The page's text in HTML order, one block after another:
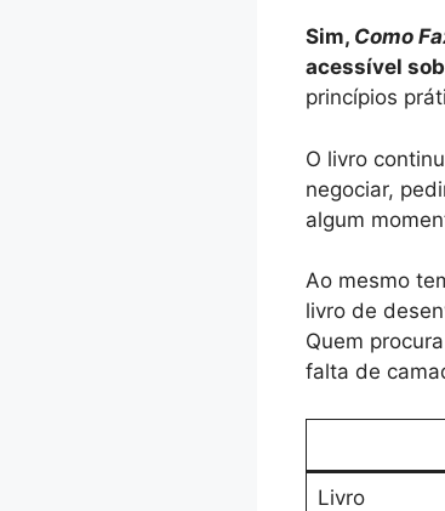
Sim, Como
acessível
princípios
O livro
negociar,
algum
Ao mesmo
livro de
Quem
falta de
Livro